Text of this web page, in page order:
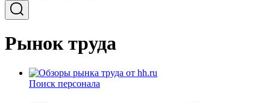
Рынок труда
Поиск персонала